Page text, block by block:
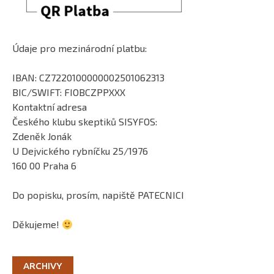
Údaje pro mezinárodní platbu:
IBAN: CZ7220100000002501062313
BIC/SWIFT: FIOBCZPPXXX
Kontaktní adresa
Českého klubu skeptiků SISYFOS:
Zdeněk Jonák
U Dejvického rybníčku 25/1976
160 00 Praha 6
Do popisku, prosím, napiště PATECNICI
Děkujeme!
ARCHIVY